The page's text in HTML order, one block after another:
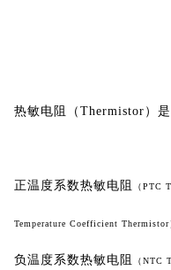
热敏电阻（Thermistor）
正温度系数热敏电阻 （PTC
Temperature Coefficient Thermistor
负温度系数热敏电阻 （NTC